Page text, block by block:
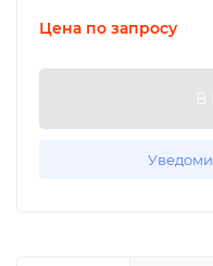
Цена по запросу
В